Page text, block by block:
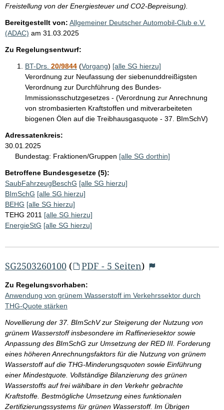
Freistellung von der Energiesteuer und CO2-Bepreisung).
Bereitgestellt von: Allgemeiner Deutscher Automobil-Club e.V.
(ADAC) am 31.03.2025
Zu Regelungsentwurf:
BT-Drs. 20/9844 (Vorgang) [alle SG hierzu]
Verordnung zur Neufassung der siebenunddreißigsten
Verordnung zur Durchführung des Bundes-
Immissionsschutzgesetzes - (Verordnung zur Anrechnung
von strombasierten Kraftstoffen und mitverarbeiteten
biogenen Ölen auf die Treibhausgasquote - 37. BImSchV)
Adressatenkreis:
30.01.2025
Bundestag: Fraktionen/Gruppen [alle SG dorthin]
Betroffene Bundesgesetze (5):
SaubFahrzeugBeschG [alle SG hierzu]
BImSchG [alle SG hierzu]
BEHG [alle SG hierzu]
TEHG 2011 [alle SG hierzu]
EnergieStG [alle SG hierzu]
SG2503260100 ( PDF - 5 Seiten)
Zu Regelungsvorhaben:
Anwendung von grünem Wasserstoff im Verkehrssektor durch
THG-Quote stärken
Novellierung der 37. BImSchV zur Steigerung der Nutzung von
grünem Wasserstoff insbesondere im Raffineriesektor sowie
Anpassung des BImSchG zur Umsetzung der RED III. Forderung
eines höheren Anrechnungsfaktors für die Nutzung von grünem
Wasserstoff auf die THG-Minderungsquoten sowie Einführung
einer Mindestquote. Vollständige Bilanzierung des grünen
Wasserstoffs auf frei wählbare in den Verkehr gebrachte
Kraftstoffe. Bestmögliche Umsetzung eines funktionalen
Zertifizierungssystems für grünen Wasserstoff. Im Übrigen